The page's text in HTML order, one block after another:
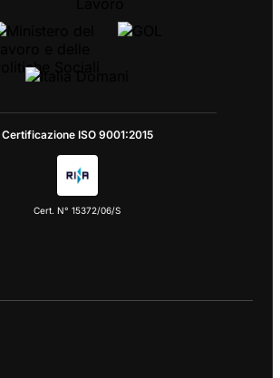
Certificazione ISO 9001:2015
Cert. N° 15372/06/S